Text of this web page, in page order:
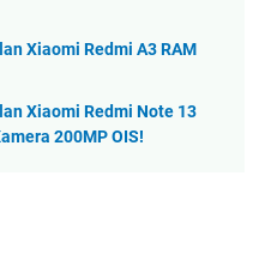
Xiaomi Redmi A3 RAM
Xiaomi Redmi Note 13
200MP OIS!